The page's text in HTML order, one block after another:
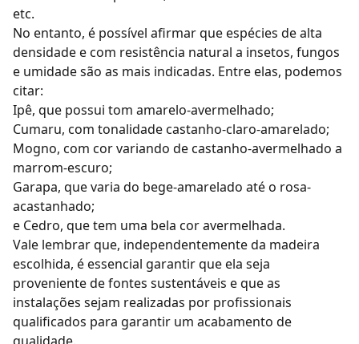
etc.
No entanto, é possível afirmar que espécies de alta
densidade e com resistência natural a insetos, fungos
e umidade são as mais indicadas. Entre elas, podemos
citar:
Ipê, que possui tom amarelo-avermelhado;
Cumaru, com tonalidade castanho-claro-amarelado;
Mogno, com cor variando de castanho-avermelhado a
marrom-escuro;
Garapa, que varia do bege-amarelado até o rosa-
acastanhado;
e Cedro, que tem uma bela cor avermelhada.
Vale lembrar que, independentemente da madeira
escolhida, é essencial garantir que ela seja
proveniente de fontes sustentáveis e que as
instalações sejam realizadas por profissionais
qualificados para garantir um acabamento de